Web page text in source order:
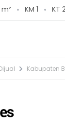
m² KM 1 KT
Kabupaten